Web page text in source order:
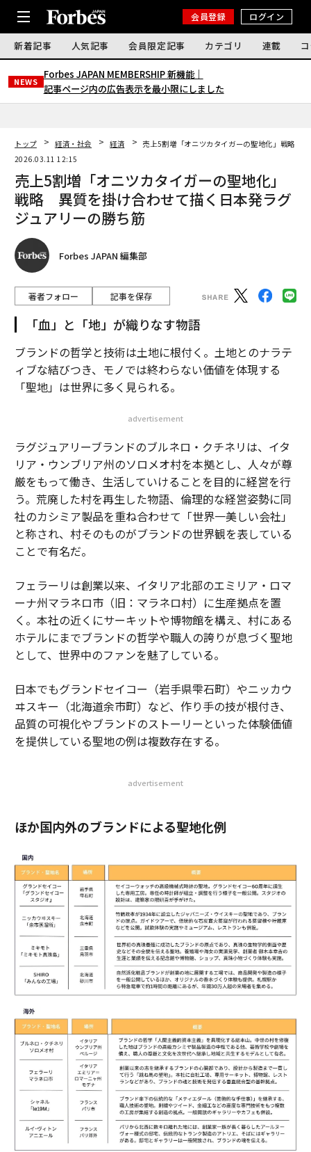
会員登録 ログイン
新着記事 人気記事 会員限定記事 カテゴリ 連載
NEWS
Forbes JAPAN MEMBERSHIP 新機能｜
記事ページ内の広告表示を最小限にしました
トップ 経済・社会 経済
売上5割増「オニツカタイガーの聖地化」戦略
2026.03.11 12:15
売上5割増「オニツカタイガーの聖地化」
戦略 異質を掛け合わせて描く日本発ラグ
ジュアリーの勝ち筋
Forbes JAPAN 編集部
著者フォロー 記事を保存
「血」と「地」が織りなす物語
ブランドの哲学と技術は土地に根付く。土地とのナラテ
ィブな結びつき、モノでは終わらない価値を体現する
「聖地」は世界に多く見られる。
advertisement
ラグジュアリーブランドのブルネロ・クチネリは、イタ
リア・ウンブリア州のソロメオ村を本拠とし、人々が尊
厳をもって働き、生活していけることを目的に経営を行
う。荒廃した村を再生した物語、倫理的な経営姿勢に同
社のカシミア製品を重ね合わせて「世界一美しい会社」
と称され、村そのものがブランドの世界観を表している
ことで有名だ。
フェラーリは創業以来、イタリア北部のエミリア・ロマ
ーナ州マラネロ市（旧：マラネロ村）に生産拠点を置
く。本社の近くにサーキットや博物館を構え、村にある
ホテルにまでブランドの哲学や職人の誇りが息づく聖地
として、世界中のファンを魅了している。
日本でもグランドセイコー（岩手県雫石町）やニッカウ
ヰスキー（北海道余市町）など、作り手の技が根付き、
品質の可視化やブランドのストーリーといった体験価値
を提供している聖地の例は複数存在する。
advertisement
ほか国内外のブランドによる聖地化例